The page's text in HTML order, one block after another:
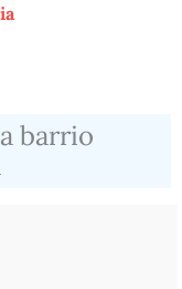
barrio